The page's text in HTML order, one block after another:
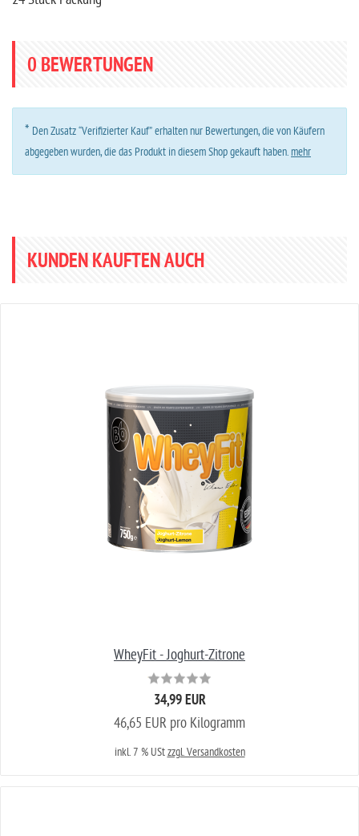
0 BEWERTUNGEN
* Den Zusatz “Verifizierter Kauf” erhalten nur Bewertungen, die von Käufern
abgegeben wurden, die das Produkt in diesem Shop gekauft haben.mehr
KUNDEN KAUFTEN AUCH
WheyFit - Joghurt-Zitrone
34,99 EUR
46,65 EUR pro Kilogramm
inkl. 7 % UStzzgl. Versandkosten